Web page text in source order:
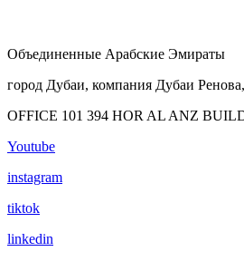
Объединенные Арабские Эмираты
город Дубаи, компания Дубаи
OFFICE 101 394 HOR AL ANZ
Youtube
instagram
tiktok
linkedin